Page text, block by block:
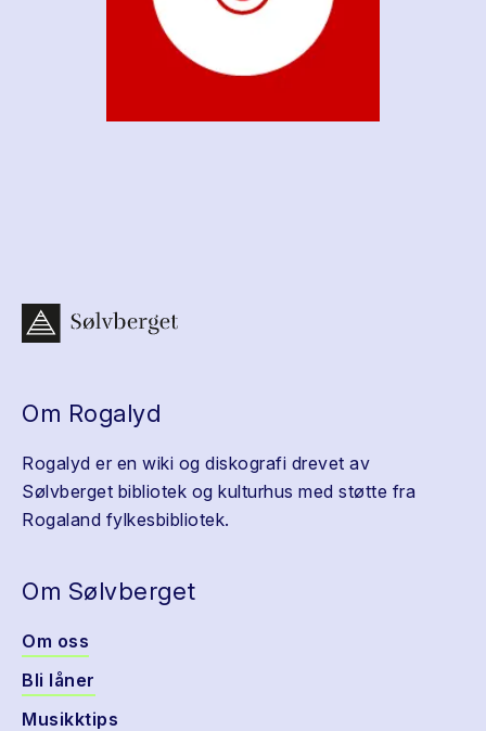
Om Rogalyd
Rogalyd er en wiki og diskografi drevet av
Sølvberget bibliotek og kulturhus med støtte fra
Rogaland fylkesbibliotek.
Om Sølvberget
Om oss
Bli låner
Musikktips